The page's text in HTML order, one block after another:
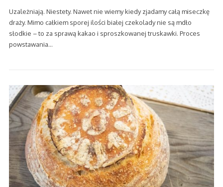
Uzależniają. Niestety. Nawet nie wiemy kiedy zjadamy całą miseczkę
draży. Mimo całkiem sporej ilości białej czekolady nie są mdło
słodkie – to za sprawą kakao i sproszkowanej truskawki. Proces
powstawania…